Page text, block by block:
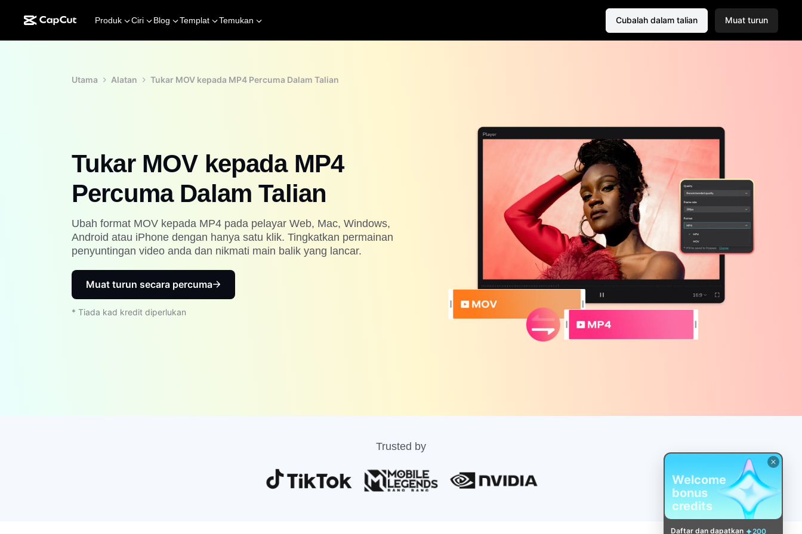
Produk Ciri Blog Templat Temukan Cubalah dalam talian Muat turun
Utama Alatan Tukar MOV kepada MP4 Percuma Dalam Talian
Tukar MOV kepada MP4
Percuma Dalam Talian
Ubah format MOV kepada MP4 pada pelayar Web, Mac, Windows,
Android atau iPhone dengan hanya satu klik. Tingkatkan permainan
penyuntingan video anda dan nikmati main balik yang lancar.
Muat turun secara percuma
* Tiada kad kredit diperlukan
Trusted by
Welcome
bonus
credits
Daftar dan dapatkan 200